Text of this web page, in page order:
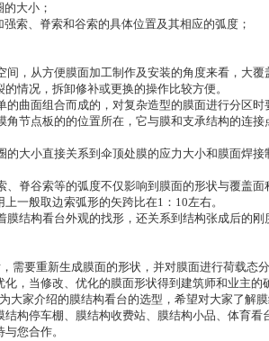
大小；
索、脊索和谷索的具体位置及其相应的弧度；
，从方便膜面加工制作及安装的角度来看，大
情况，拆卸修补或更换的操作比较方便。
曲面组合而成的，对复杂造型的膜面进行分区时
节点板的的位置所在，它与膜和支承结构的连
大小直接关系到伞顶处膜的应力大小和膜面焊
脊谷索等的弧度不仅影响到膜面的形状与覆盖
一般取边索弧形的矢跨比在1：10左右。
结构看台外观的找形，还关系到结构张成后的
要重新生成膜面的形状，并对膜面进行荷载态
，当修改、优化的膜面形状得到建筑师和业主的
家介绍的膜结构看台的选型，希望对大家了解
构停车棚、膜结构收费站、膜结构小品、体育
您合作。